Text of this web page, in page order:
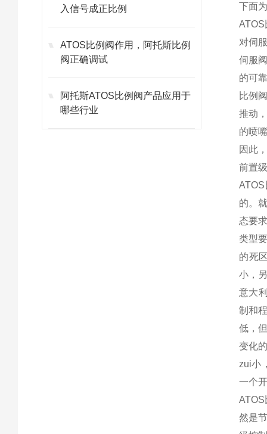
入信号成正比例
ATOS比例阀作用，阿托斯比例
阀正确调试
阿托斯ATOS比例阀产品应用于
哪些行业
下面
对伺
伺服
的可
比例
推动
的喷
因此
前置
的。
态要
类型
的死
小，
意大
制和
低，
变化
zui小
一个
然是